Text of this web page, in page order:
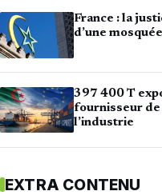
France : la
d’une
397 400 T
fournisseur de
l’industrie
EXTRA CONTENU